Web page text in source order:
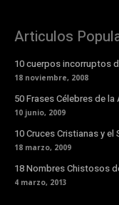
Articulos
10 cuerpos incorruptos
18 noviembre, 2008
50 Frases Célebres de
10 junio, 2009
10 Cruces Cristianas y
18 marzo, 2009
18 Nombres Chistosos
4 marzo, 2013